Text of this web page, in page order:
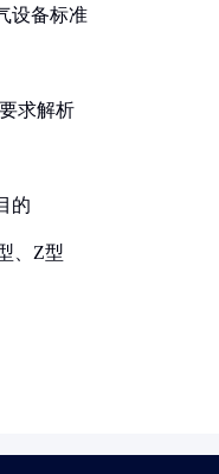
设备标准
求解析
的
、Z型